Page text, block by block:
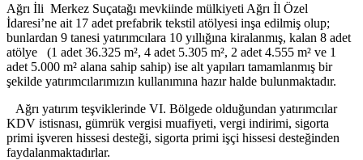
Ağrı İli Merkez Suçatağı mevkiinde mülkiyeti Ağrı İl Özel
İdaresi’ne ait 17 adet prefabrik tekstil atölyesi inşa edilmiş olup;
bunlardan 9 tanesi yatırımcılara 10 yıllığına kiralanmış, kalan 8 adet
atölye (1 adet 36.325 m², 4 adet 5.305 m², 2 adet 4.555 m² ve 1
adet 5.000 m² alana sahip sahip) ise alt yapıları tamamlanmış bir
şekilde yatırımcılarımızın kullanımına hazır halde bulunmaktadır.
Ağrı yatırım teşviklerinde VI. Bölgede olduğundan yatırımcılar
KDV istisnası, gümrük vergisi muafiyeti, vergi indirimi, sigorta
primi işveren hissesi desteği, sigorta primi işçi hissesi desteğinden
faydalanmaktadırlar.